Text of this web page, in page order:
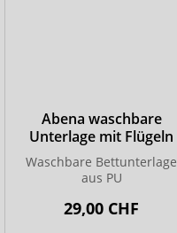
Abena waschbare
Unterlage mit Flügeln
Waschbare Bettunterlage
aus PU
29,00 CHF